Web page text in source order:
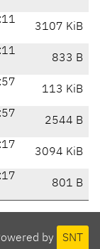
3107 KiB
833 B
113 KiB
2544 B
3094 KiB
801 B
by SNT